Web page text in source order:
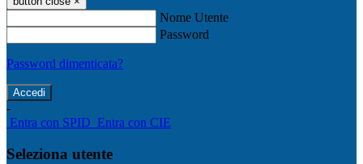
Nome Utente
Password
Password dimenticata?
-
Entra con SPID Entra con CIE
Seleziona utente